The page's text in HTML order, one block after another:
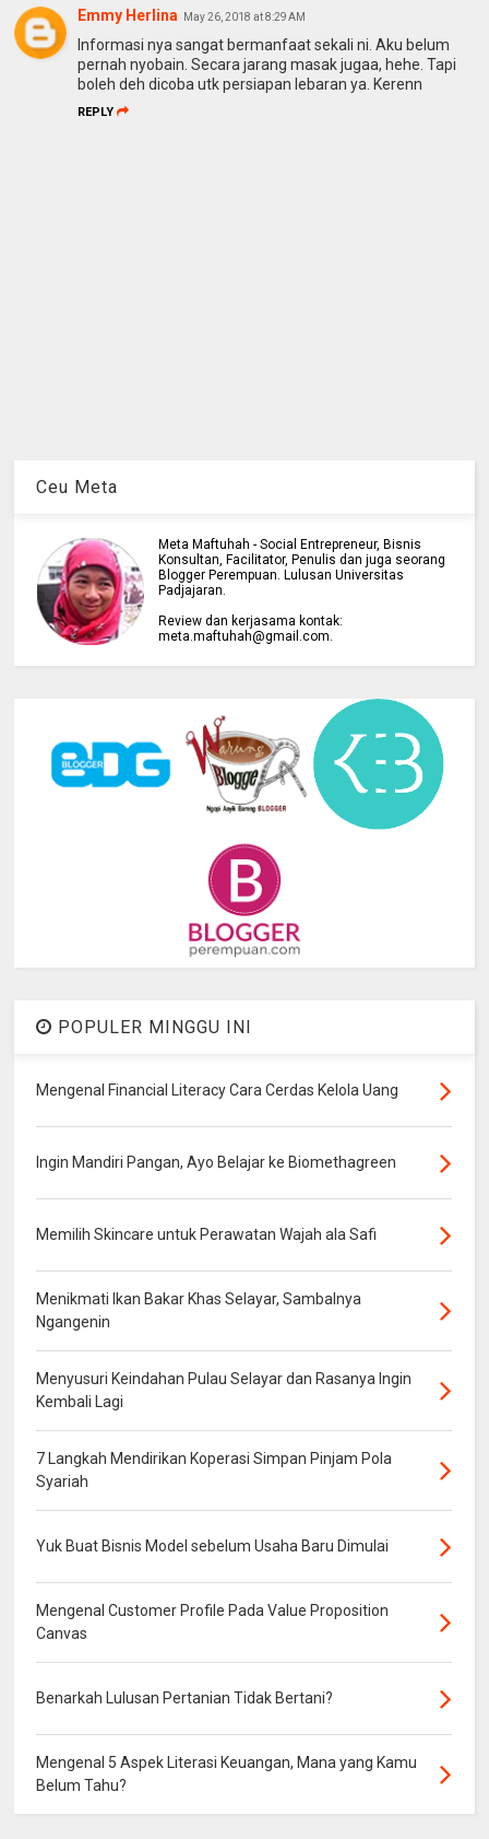
Emmy Herlina May 26, 2018 at 8:29 AM
Informasi nya sangat bermanfaat sekali ni. Aku belum
pernah nyobain. Secara jarang masak jugaa, hehe. Tapi
boleh deh dicoba utk persiapan lebaran ya. Kerenn
REPLY
Ceu Meta
Meta Maftuhah - Social Entrepreneur, Bisnis
Konsultan, Facilitator, Penulis dan juga seorang
Blogger Perempuan. Lulusan Universitas
Padjajaran.
Review dan kerjasama kontak:
meta.maftuhah@gmail.com.
POPULER MINGGU INI
Mengenal Financial Literacy Cara Cerdas Kelola Uang
Ingin Mandiri Pangan, Ayo Belajar ke Biomethagreen
Memilih Skincare untuk Perawatan Wajah ala Safi
Menikmati Ikan Bakar Khas Selayar, Sambalnya
Ngangenin
Menyusuri Keindahan Pulau Selayar dan Rasanya Ingin
Kembali Lagi
7 Langkah Mendirikan Koperasi Simpan Pinjam Pola
Syariah
Yuk Buat Bisnis Model sebelum Usaha Baru Dimulai
Mengenal Customer Profile Pada Value Proposition
Canvas
Benarkah Lulusan Pertanian Tidak Bertani?
Mengenal 5 Aspek Literasi Keuangan, Mana yang Kamu
Belum Tahu?